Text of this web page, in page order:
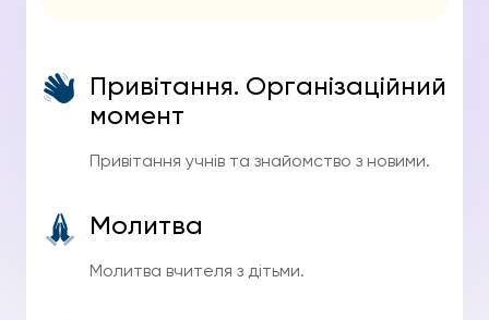
Привітання. Організаційний
момент
Привітання учнів та знайомство з новими.
Молитва
Молитва вчителя з дітьми.